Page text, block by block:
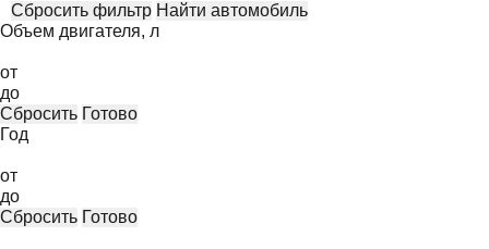
Сбросить фильтр
Найти автомобиль
Объем двигателя, л
от
до
Сбросить Готово
Год
от
до
Сбросить Готово